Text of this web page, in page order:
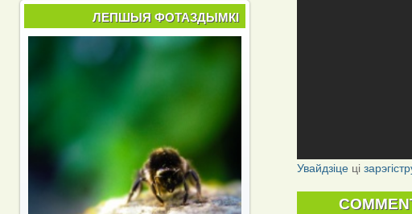
Увайдзіце ці
ЛЕПШЫЯ ФОТАЗДЫМКІ